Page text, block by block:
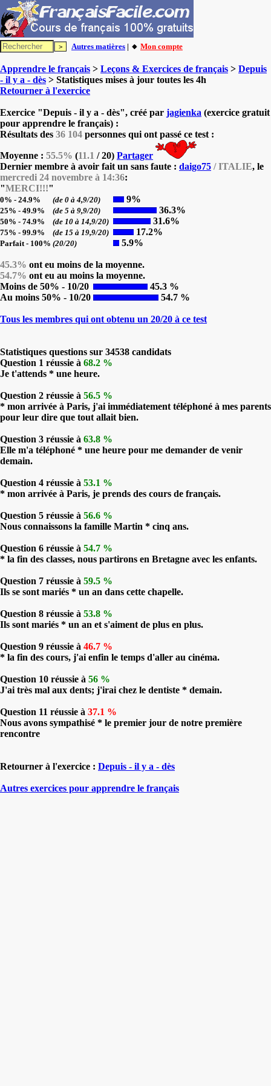
Autres matières | 🔸 Mon compte
Apprendre le français > Leçons & Exercices de français > Depuis
- il y a - dès > Statistiques mises à jour toutes les 4h
Retourner à l'exercice
Exercice "Depuis - il y a - dès", créé par jagienka (exercice gratuit
pour apprendre le français) :
Résultats des 36 104 personnes qui ont passé ce test :
Moyenne : 55.5% (11.1 / 20) Partager
Dernier membre à avoir fait un sans faute : daigo75 / ITALIE, le
mercredi 24 novembre à 14:36:
"MERCI!!!"
0% - 24.9% (de 0 à 4,9/20) 9%
25% - 49.9% (de 5 à 9,9/20) 36.3%
50% - 74.9% (de 10 à 14,9/20) 31.6%
75% - 99.9% (de 15 à 19,9/20) 17.2%
Parfait - 100% (20/20) 5.9%
45.3% ont eu moins de la moyenne.
54.7% ont eu au moins la moyenne.
Moins de 50% - 10/20
45.3 %
Au moins 50% - 10/20
54.7 %
Tous les membres qui ont obtenu un 20/20 à ce test
Statistiques questions sur 34538 candidats
Question 1 réussie à 68.2 %
Je t'attends * une heure.
Question 2 réussie à 56.5 %
* mon arrivée à Paris, j'ai immédiatement téléphoné à mes parents
pour leur dire que tout allait bien.
Question 3 réussie à 63.8 %
Elle m'a téléphoné * une heure pour me demander de venir
demain.
Question 4 réussie à 53.1 %
* mon arrivée à Paris, je prends des cours de français.
Question 5 réussie à 56.6 %
Nous connaissons la famille Martin * cinq ans.
Question 6 réussie à 54.7 %
* la fin des classes, nous partirons en Bretagne avec les enfants.
Question 7 réussie à 59.5 %
Ils se sont mariés * un an dans cette chapelle.
Question 8 réussie à 53.8 %
Ils sont mariés * un an et s'aiment de plus en plus.
Question 9 réussie à 46.7 %
* la fin des cours, j'ai enfin le temps d'aller au cinéma.
Question 10 réussie à 56 %
J'ai très mal aux dents; j'irai chez le dentiste * demain.
Question 11 réussie à 37.1 %
Nous avons sympathisé * le premier jour de notre première
rencontre
Retourner à l'exercice : Depuis - il y a - dès
Autres exercices pour apprendre le français